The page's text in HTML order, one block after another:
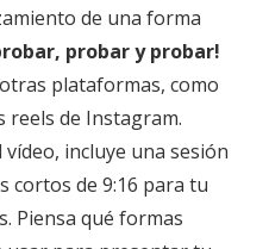
de una forma
probar y probar!
plataformas, como
reels de Instagram.
incluye una sesión
cortos de 9:16 para tu
Piensa qué formas